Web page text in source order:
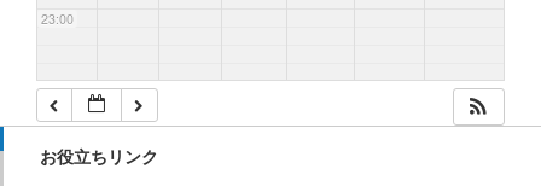
23:00
お役立ちリンク